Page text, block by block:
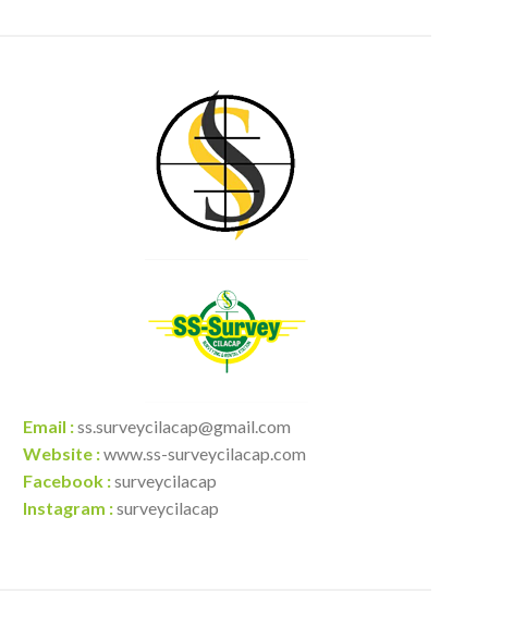
Email :ss.surveycilacap@gmail.com
Website :www.ss-surveycilacap.com
Facebook :surveycilacap
Instagram :surveycilacap